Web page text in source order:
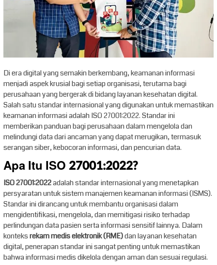
Di era digital yang semakin berkembang, keamanan informasi
menjadi aspek krusial bagi setiap organisasi, terutama bagi
perusahaan yang bergerak di bidang layanan kesehatan digital.
Salah satu standar internasional yang digunakan untuk memastikan
keamanan informasi adalah ISO 27001:2022. Standar ini
memberikan panduan bagi perusahaan dalam mengelola dan
melindungi data dari ancaman yang dapat merugikan, termasuk
serangan siber, kebocoran informasi, dan pencurian data.
Apa Itu ISO 27001:2022?
ISO 27001:2022adalah standar internasional yang menetapkan
persyaratan untuk sistem manajemen keamanan informasi (ISMS).
Standar ini dirancang untuk membantu organisasi dalam
mengidentifikasi, mengelola, dan memitigasi risiko terhadap
perlindungan data pasien serta informasi sensitif lainnya. Dalam
konteksrekam medis elektronik (RME)dan layanan kesehatan
digital, penerapan standar ini sangat penting untuk memastikan
bahwa informasi medis dikelola dengan aman dan sesuai regulasi.